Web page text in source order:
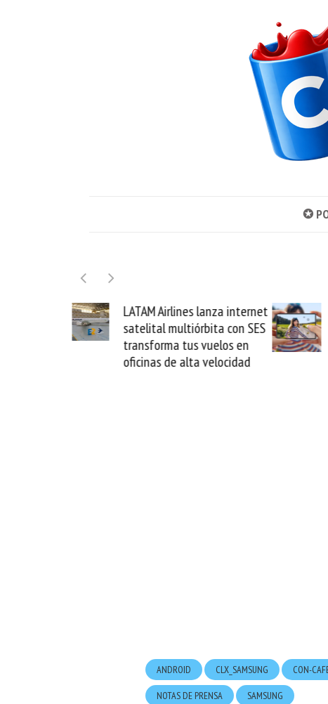
✪
Airlines lanza internet
multiórbita con SES
tus vuelos en
Samsung Galaxy Z Fold8 la
novedad plegable y un
formato fácil de enamorse
ANDROID CLX_SAMSUNG CON-
NOTAS DE PRENSA SAMSUNG